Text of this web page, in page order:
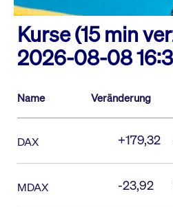
Kurse (15 min
2026-08-08
Name Veränderung
DAX +179,32
MDAX -23,92